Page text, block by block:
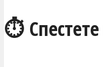
⏱️